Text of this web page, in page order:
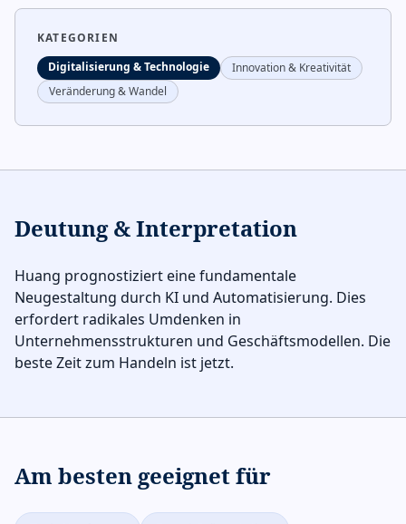
KATEGORIEN
Digitalisierung & Technologie
Innovation & Kreativität
Veränderung & Wandel
Deutung & Interpretation
Huang prognostiziert eine fundamentale
Neugestaltung durch KI und Automatisierung. Dies
erfordert radikales Umdenken in
Unternehmensstrukturen und Geschäftsmodellen. Die
beste Zeit zum Handeln ist jetzt.
Am besten geeignet für